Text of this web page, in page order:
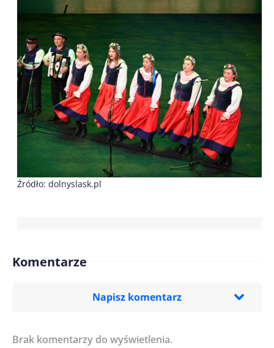
Źródło: dolnyslask.pl
Komentarze
Napisz komentarz
Imię/ Nick*
Brak komentarzy do wyświetlenia.